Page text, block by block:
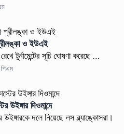
ও ইউএই
টুর্নামেন্টের সূচি ঘোষণা করেছে ...
উইঙ্গার দিওমান্দে
দলে নিয়েছে লস ব্ল্যাঙ্কোসরা।